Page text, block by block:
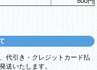
代引き・クレジットカード払
送いたします。